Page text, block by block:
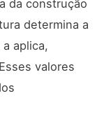
da construção
determina a
aplica,
valores